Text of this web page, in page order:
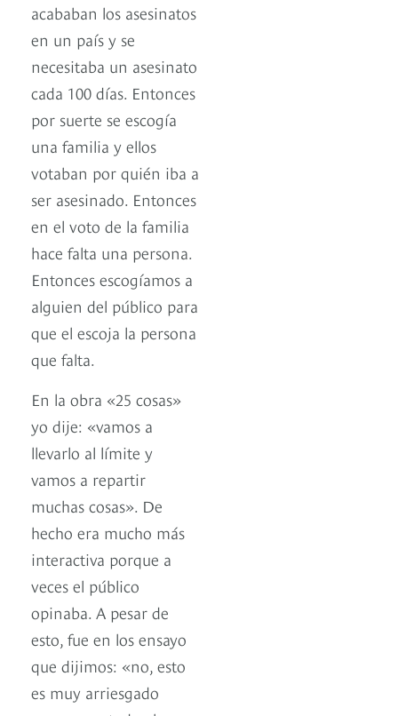
acababan los asesinatos
en un país y se
necesitaba un asesinato
cada 100 días. Entonces
por suerte se escogía
una familia y ellos
votaban por quién iba a
ser asesinado. Entonces
en el voto de la familia
hace falta una persona.
Entonces escogíamos a
alguien del público para
que el escoja la persona
que falta.
En la obra «25 cosas»
yo dije: «vamos a
llevarlo al límite y
vamos a repartir
muchas cosas». De
hecho era mucho más
interactiva porque a
veces el público
opinaba. A pesar de
esto, fue en los ensayo
que dijimos: «no, esto
es muy arriesgado